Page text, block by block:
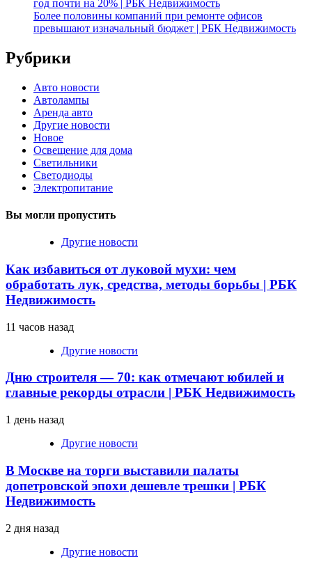
год почти на 20% | РБК Недвижимость
Более половины компаний при ремонте офисов
превышают изначальный бюджет | РБК Недвижимость
Рубрики
Авто новости
Автолампы
Аренда авто
Другие новости
Новое
Освещение для дома
Светильники
Светодиоды
Электропитание
Вы могли пропустить
Другие новости
Как избавиться от луковой мухи: чем
обработать лук, средства, методы борьбы | РБК
Недвижимость
11 часов назад
Другие новости
Дню строителя — 70: как отмечают юбилей и
главные рекорды отрасли | РБК Недвижимость
1 день назад
Другие новости
В Москве на торги выставили палаты
допетровской эпохи дешевле трешки | РБК
Недвижимость
2 дня назад
Другие новости